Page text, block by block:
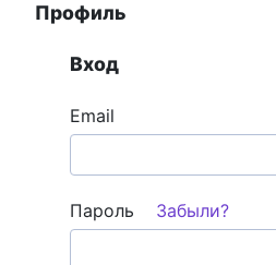
Профиль
Вход
Email
Пароль Забыли?